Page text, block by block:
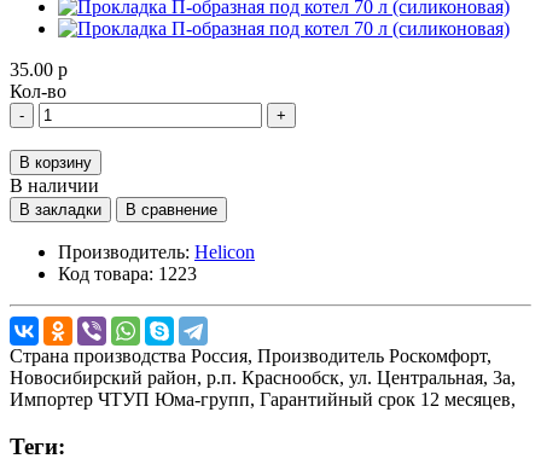
35.00 р
Кол-во
- +
В корзину
В наличии
В закладки В сравнение
Производитель: Helicon
Код товара: 1223
Страна производства Россия, Производитель Роскомфорт,
Новосибирский район, р.п. Краснообск, ул. Центральная, 3а,
Импортер ЧТУП Юма-групп, Гарантийный срок 12 месяцев,
Теги: